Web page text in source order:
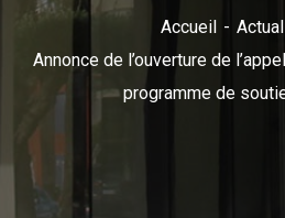
Accueil
Annonce de l’ouverture de
programme de